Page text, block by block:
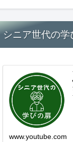
シニア世代の学
www.youtube.com